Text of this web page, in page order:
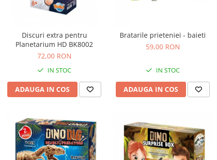
Discuri extra pentru
Planetarium HD BK8002
72,00 RON
IN STOC
ADAUGA IN COS
Bratarile prieteniei - baieti
59,00 RON
IN STOC
ADAUGA IN COS